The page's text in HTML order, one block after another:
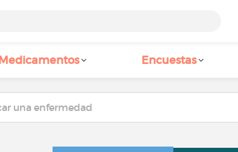
Medicamentos Encuestas